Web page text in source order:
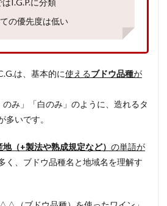
I.G.P.に分類
の優先度は低い
は、基本的に使えるブドウ品種が
み」「白のみ」のように、造れるタ
多いです。
（+製法や熟成規定など） の単語が
く、ブドウ品種名と地域名を理解す